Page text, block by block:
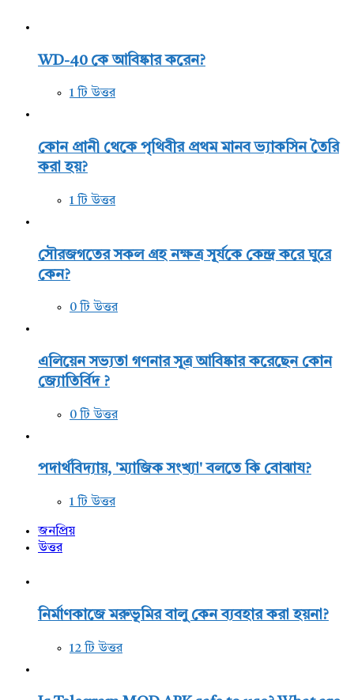
WD-40 কে আবিষ্কার করেন?
1 টি উত্তর
কোন প্রানী থেকে পৃথিবীর প্রথম মানব ভ্যাকসিন তৈরি
করা হয়?
1 টি উত্তর
সৌরজগতের সকল গ্রহ নক্ষত্র সূর্যকে কেন্দ্র করে ঘুরে
কেন?
0 টি উত্তর
এলিয়েন সভ্যতা গণনার সূত্র আবিষ্কার করেছেন কোন
জ্যোতির্বিদ ?
0 টি উত্তর
পদার্থবিদ্যায়, 'ম্যাজিক সংখ্যা' বলতে কি বোঝায?
1 টি উত্তর
জনপ্রিয়
উত্তর
নির্মাণকাজে মরুভূমির বালু কেন ব্যবহার করা হয়না?
12 টি উত্তর